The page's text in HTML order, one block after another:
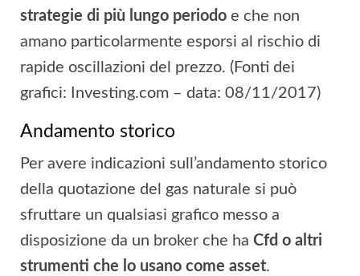
strategie di più lungo periodo e che non
amano particolarmente esporsi al rischio di
rapide oscillazioni del prezzo. (Fonti dei
grafici: Investing.com – data: 08/11/2017)
Andamento storico
Per avere indicazioni sull’andamento storico
della quotazione del gas naturale si può
sfruttare un qualsiasi grafico messo a
disposizione da un broker che ha Cfd o altri
strumenti che lo usano come asset.